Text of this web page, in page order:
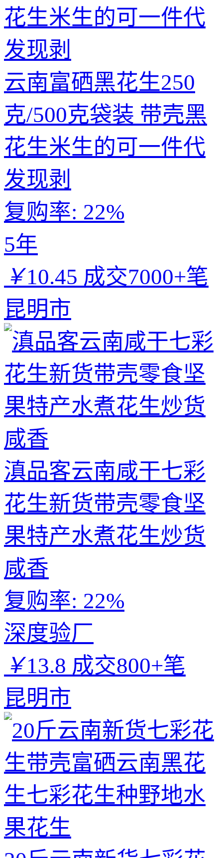
云南富硒黑花生250
克/500克袋装 带壳黑
花生米生的可一件代
发现剥
复购率: 22%
5年
￥10.45 成交7000+笔
昆明市
滇品客云南咸干七彩
花生新货带壳零食坚
果特产水煮花生炒货
咸香
复购率: 22%
深度验厂
￥13.8 成交800+笔
昆明市